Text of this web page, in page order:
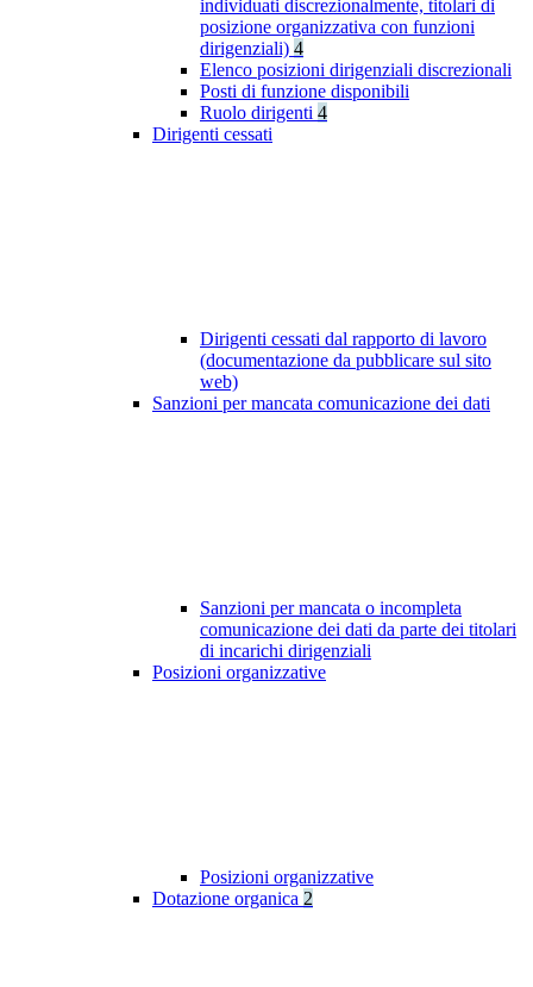
individuati discrezionalmente, titolari di
posizione organizzativa con funzioni
dirigenziali) 4
Elenco posizioni dirigenziali discrezionali
Posti di funzione disponibili
Ruolo dirigenti 4
Dirigenti cessati
Dirigenti cessati dal rapporto di lavoro
(documentazione da pubblicare sul sito
web)
Sanzioni per mancata comunicazione dei dati
Sanzioni per mancata o incompleta
comunicazione dei dati da parte dei titolari
di incarichi dirigenziali
Posizioni organizzative
Posizioni organizzative
Dotazione organica 2